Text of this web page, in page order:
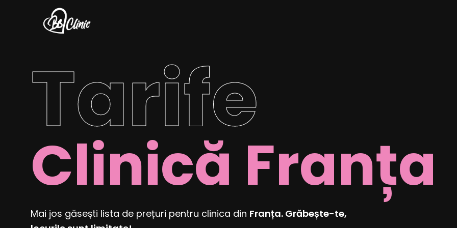
Tarife
Clinică Franța
Mai jos găsești lista de prețuri pentru clinica din Franța. Grăbește-te,